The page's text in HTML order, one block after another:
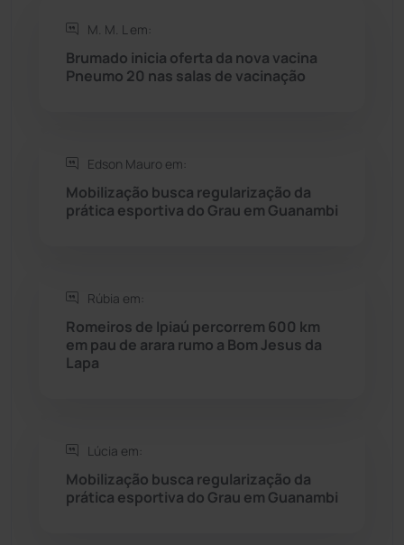
Rio do Antônio
Rio do Pires
Seabra
Sebastião Laranjeiras (96)
Tanhaçu
M. M. L em:
Brumado inicia oferta da nova vacina
Pneumo 20 nas salas de vacinação
Edson Mauro em:
Mobilização busca regularização da
prática esportiva do Grau em Guanambi
Rúbia em:
Romeiros de Ipiaú percorrem 600 km
em pau de arara rumo a Bom Jesus da
Lapa
Lúcia em:
Mobilização busca regularização da
prática esportiva do Grau em Guanambi